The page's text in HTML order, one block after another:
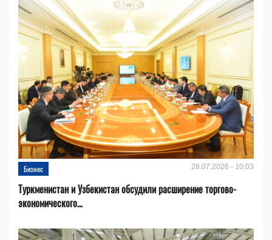
Бизнес 28.07.2026 - 10:03
Туркменистан и Узбекистан обсудили расширение торгово-
экономического...